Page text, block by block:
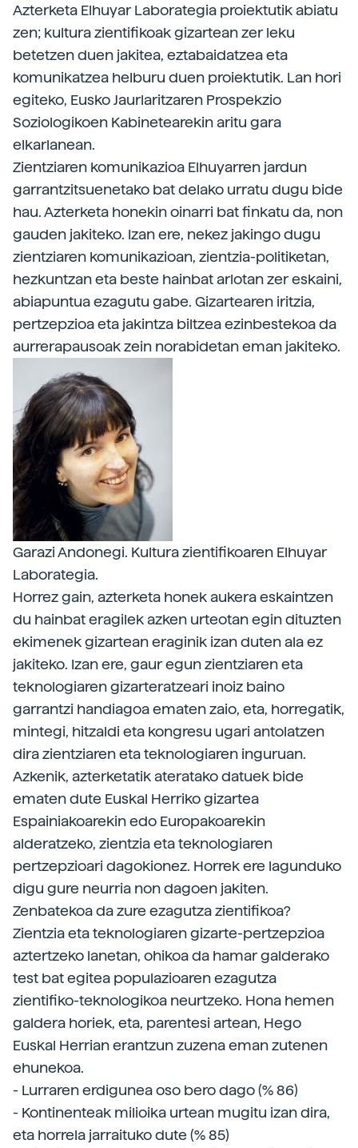
Azterketa Elhuyar Laborategia proiektutik abiatu
zen; kultura zientifikoak gizartean zer leku
betetzen duen jakitea, eztabaidatzea eta
komunikatzea helburu duen proiektutik. Lan hori
egiteko, Eusko Jaurlaritzaren Prospekzio
Soziologikoen Kabinetearekin aritu gara
elkarlanean.
Zientziaren komunikazioa Elhuyarren jardun
garrantzitsuenetako bat delako urratu dugu bide
hau. Azterketa honekin oinarri bat finkatu da, non
gauden jakiteko. Izan ere, nekez jakingo dugu
zientziaren komunikazioan, zientzia-politiketan,
hezkuntzan eta beste hainbat arlotan zer eskaini,
abiapuntua ezagutu gabe. Gizartearen iritzia,
pertzepzioa eta jakintza biltzea ezinbestekoa da
aurrerapausoak zein norabidetan eman jakiteko.
Garazi Andonegi. Kultura zientifikoaren Elhuyar
Laborategia.
Horrez gain, azterketa honek aukera eskaintzen
du hainbat eragilek azken urteotan egin dituzten
ekimenek gizartean eraginik izan duten ala ez
jakiteko. Izan ere, gaur egun zientziaren eta
teknologiaren gizarteratzeari inoiz baino
garrantzi handiagoa ematen zaio, eta, horregatik,
mintegi, hitzaldi eta kongresu ugari antolatzen
dira zientziaren eta teknologiaren inguruan.
Azkenik, azterketatik ateratako datuek bide
ematen dute Euskal Herriko gizartea
Espainiakoarekin edo Europakoarekin
alderatzeko, zientzia eta teknologiaren
pertzepzioari dagokionez. Horrek ere lagunduko
digu gure neurria non dagoen jakiten.
Zenbatekoa da zure ezagutza zientifikoa?
Zientzia eta teknologiaren gizarte-pertzepzioa
aztertzeko lanetan, ohikoa da hamar galderako
test bat egitea populazioaren ezagutza
zientifiko-teknologikoa neurtzeko. Hona hemen
galdera horiek, eta, parentesi artean, Hego
Euskal Herrian erantzun zuzena eman zutenen
ehunekoa.
- Lurraren erdigunea oso bero dago (% 86)
- Kontinenteak milioika urtean mugitu izan dira,
eta horrela jarraituko dute (% 85)